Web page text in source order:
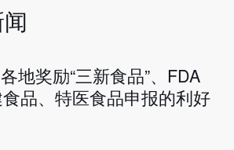
地奖励“三新食品”、FDA
品、特医食品申报的利好